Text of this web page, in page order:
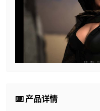
⌨️ 产品详情